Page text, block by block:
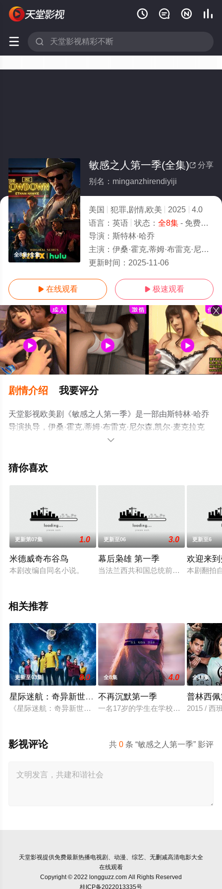
   
 
全8集/全集
 分享
敏感之人第一季(全集)
别名：minganzhirendiyiji
美国 犯罪,剧情,欧美 2025
4.0
语言： 英语 状态： 全8集- 免费在线观看
导演： 斯特林·哈乔
主演： 伊桑·霍克,蒂姆·布雷克·尼尔森,凯尔·麦克拉克伦,凯斯·大卫,珍妮·特里普尔霍恩,瑞安·基拉
更新时间： 2025-11-06
 在线观看  极速观看
剧情介绍 我要评分
天堂影视欧美剧《敏感之人第一季》是一部由斯特林·哈乔
导演执导，伊桑·霍克,蒂姆·布雷克·尼尔森,凯尔·麦克拉克
伦,凯斯·大卫,珍妮·特里普尔霍恩,瑞安·基拉·阿姆斯特朗,卡
莱尔,斯科特·谢帕德,迈克尔·希区柯克,埃里克·埃德尔斯坦,
整版电视剧全集就上天堂电影网，热播电视剧提前免费观
看，更多剧情信息可移步至豆瓣电视剧、电视猫或剧情网
等平台了解。

猜你喜欢
更新第07集 1.0
米德威奇布谷鸟
本剧改编自同名小说。
更新至06 3.0
幕后枭雄 第一季
当法兰西共和国总统前往卢瓦尔河工
更新至6
欢迎来
本剧翻拍
相关推荐
更新至03集 8.0
星际迷航：奇异新世界第四季
《星际迷航：奇异新世界》已续订第四季。
全8集 4.0
不再沉默第一季
一名17岁的学生在学校的外墙上挂了
全18集
普林西
2015 / 西
共0 条 “敏感之人第一季” 影评
影视评论
天堂影视提供免费最新热播电视剧、动漫、综艺、无删减高清电影大全
在线观看
Copyright © 2022 longguzz.com All Rights Reserved
桂ICP备2022013335号